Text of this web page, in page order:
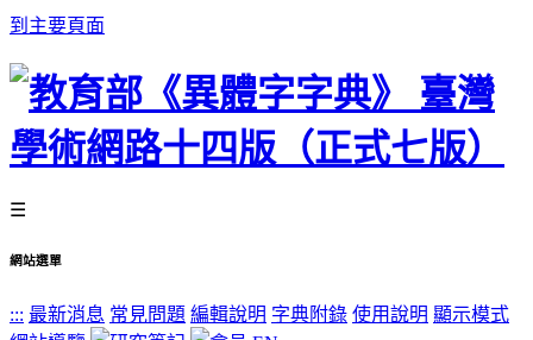
到主要頁面
☰
網站選單
::: 最新消息 常見問題 編輯說明 字典附錄 使用說明 顯示模式